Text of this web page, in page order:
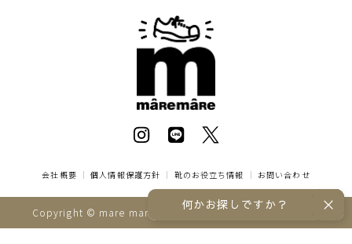
会社概要 ｜個人情報保護方針 ｜ 靴のお役立ち情報 ｜ お問い合わせ
Copyright © mare mare online store All rights reserved.
何かお探しですか？